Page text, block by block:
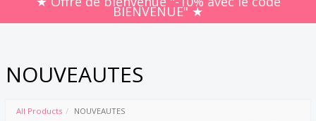
BIENVENUE" ★
NOUVEAUTES
All Products NOUVEAUTES